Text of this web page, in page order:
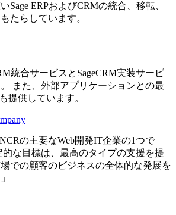
Sage ERPおよびCRMの統合、移転、
たらしています。
統合サービスとSageCRM実装サービ
また、外部アプリケーションとの最
提供しています。
の主要なWeb開発IT企業の1つで
な目標は、最高のタイプの支援を提
での顧客のビジネスの全体的な発展を